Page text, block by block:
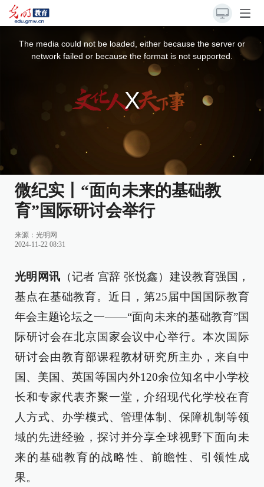
The media could not be loaded, either because the server or
network failed or because the format is not supported.
微纪实丨“面向未来的基础教
育”国际研讨会举行
来源： 光明网
2024-11-22 08:31
光明网讯 （记者 宫辞 张悦鑫）建设教育强国，
基点在基础教育。近日，第25届中国国际教育
年会主题论坛之一——“面向未来的基础教育”国
际研讨会在北京国家会议中心举行。本次国际
研讨会由教育部课程教材研究所主办，来自中
国、美国、英国等国内外120余位知名中小学校
长和专家代表齐聚一堂，介绍现代化学校在育
人方式、办学模式、管理体制、保障机制等领
域的先进经验，探讨并分享全球视野下面向未
来的基础教育的战略性、前瞻性、引领性成
果。